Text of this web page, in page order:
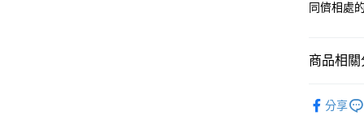
全家取貨
付款後全
同儕相處
商品相關
分享